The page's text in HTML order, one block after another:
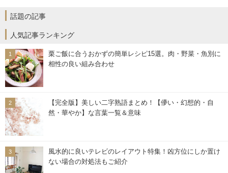
話題の記事
人気記事ランキング
栗ご飯に合うおかずの簡単レシピ15選。肉・野菜・魚別に
相性の良い組み合わせ
【完全版】美しい二字熟語まとめ！【儚い・幻想的・自
然・華やか】な言葉一覧＆意味
風水的に良いテレビのレイアウト特集！凶方位にしか置け
ない場合の対処法もご紹介